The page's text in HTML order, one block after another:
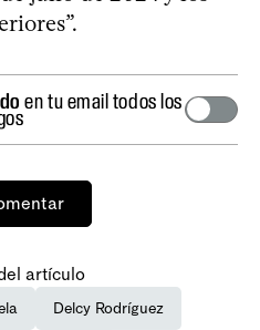
en tu email todos los
artículo
Delcy Rodríguez